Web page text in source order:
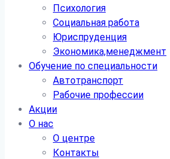
Психология
Социальная работа
Юриспруденция
Экономика,менеджмент
Обучение по специальности
Автотранспорт
Рабочие профессии
Акции
О нас
О центре
Контакты